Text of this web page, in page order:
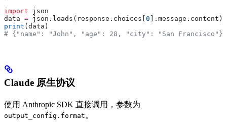
import json
data = json.loads(response.choices[0 ].message.content)
print (data)
# {"name": "John", "age": 28, "city": "San Francisco"}
Claude 原生协议
使用 Anthropic SDK 直接调用，参数为
output_config.format 。